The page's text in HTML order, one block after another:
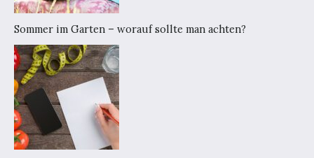
Sommer im Garten – worauf sollte man achten?